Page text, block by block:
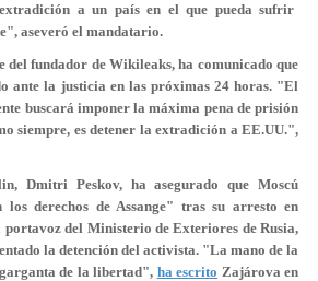
a un país en el que pueda sufrir
", aseveró el mandatario.
del fundador de Wikileaks, ha comunicado que
ante la justicia en las próximas 24 horas. "El
buscará imponer la máxima pena de prisión
siempre, es detener la extradición a EE.UU.",
Dmitri Peskov, ha asegurado que Moscú
los derechos de Assange" tras su arresto en
portavoz del Ministerio de Exteriores de Rusia,
la detención del activista. "La mano de la
de la libertad", ha escrito Zajárova en